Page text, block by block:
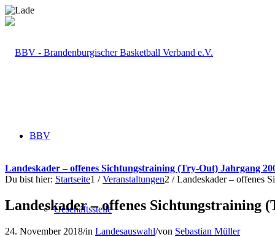
BBV
Geschäftsstelle
Landeskader – offenes Sichtungstraining (Try-Out) Jahrgang
Du bist hier: Startseite1 / Veranstaltungen2 / Landeskader – offenes
Landeskader – offenes Sichtungstraining
24. November 2018/in Landesauswahl/von Sebastian Müller